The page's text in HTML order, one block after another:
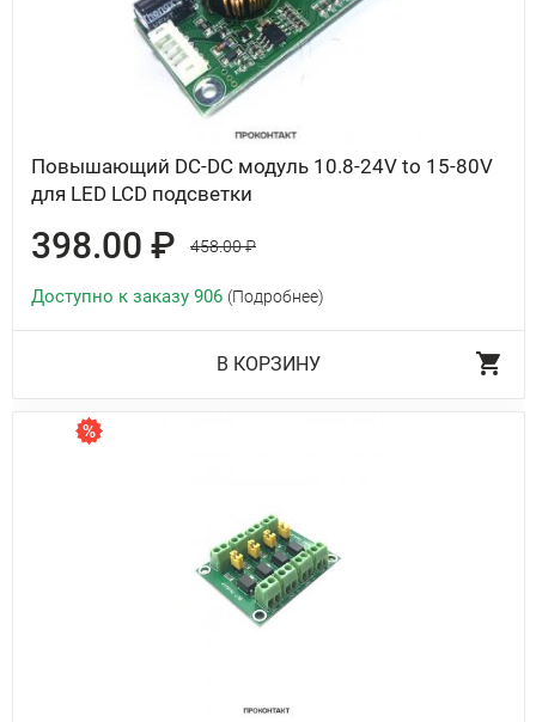
Повышающий DC-DC модуль 10.8-24V to 15-80V
для LED LCD подсветки
398.00 ₽ 458.00 ₽
Доступно к заказу 906 (Подробнее)
В КОРЗИНУ